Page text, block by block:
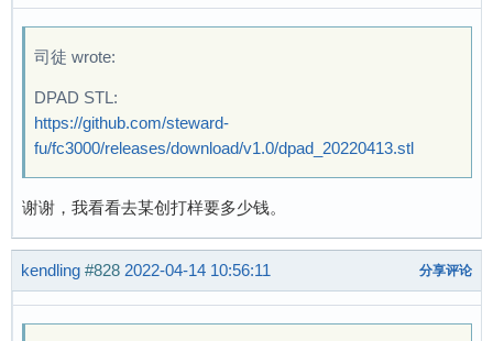
司徒 wrote:
DPAD STL:
https://github.com/steward-
fu/fc3000/releases/download/v1.0/dpad_20220413.stl
谢谢，我看看去某创打样要多少钱。
kendling #828 2022-04-14 10:56:11 分享评论